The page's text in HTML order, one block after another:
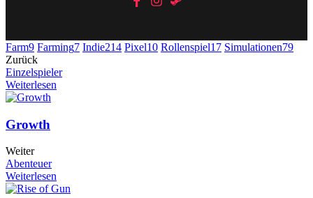
Farm9 Farming7 Indie214 Pixel10 Rollenspiel17 Simulationen79
Zurück
Einzelspieler
Weiterlesen
Growth
Weiter
Abenteuer
Weiterlesen